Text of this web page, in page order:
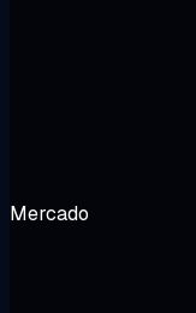
Mercado